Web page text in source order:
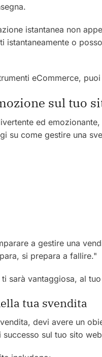
istantanea non
istantaneamente o
eCommerce,
sul tuo
ed
su come gestire una
a gestire una
si prepara a fallire."
sarà vantaggiosa, al
tua svendita
devi avere un
sul tuo sito